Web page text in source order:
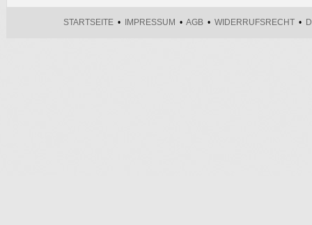
STARTSEITE• IMPRESSUM • AGB• WIDERRUFSRECHT•